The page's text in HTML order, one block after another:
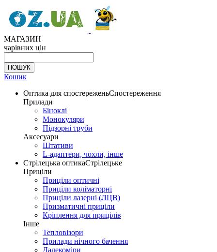
МАГАЗИН
чарівних цін
Кошик
Оптика для спостереженьСпостереження
Прилади
Біноклі
Монокуляри
Підзорні труби
Аксесуари
Штативи
L-адаптери, чохли, інше
Стрілецька оптикаСтрілецьке
Приціли
Приціли оптичні
Приціли коліматорні
Приціли лазерні (ЛЦВ)
Призматичні приціли
Кріплення для прицілів
Інше
Тепловізори
Прилади нічного бачення
Далекоміри